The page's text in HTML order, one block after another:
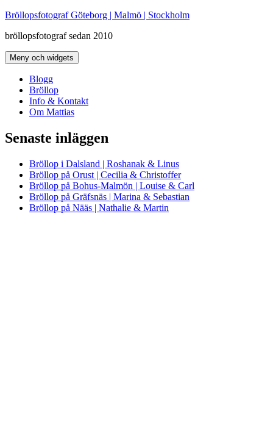
Hoppa
innehåll
Bröllopsfotograf Göteborg | Malmö | Stockholm
bröllopsfotograf sedan 2010
Meny och widgets
Blogg
Bröllop
Info & Kontakt
Om Mattias
Senaste inläggen
Bröllop i Dalsland | Roshanak & Linus
Bröllop på Orust | Cecilia & Christoffer
Bröllop på Bohus-Malmön | Louise & Carl
Bröllop på Gräfsnäs | Marina & Sebastian
Bröllop på Nääs | Nathalie & Martin